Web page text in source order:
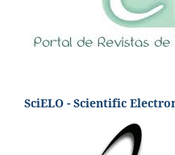
SciELO - Scientific